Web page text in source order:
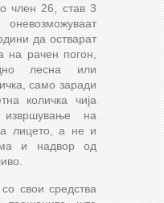
член 26, став 3
да остварат
на рачен погон,
лесна или
само заради
количка чија
на
лицето, а не и
и надвор од
свои средства